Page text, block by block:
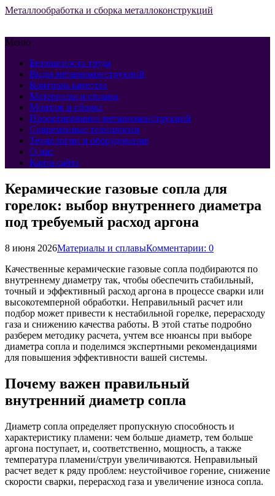
Металлообработка и сборка металлоконструкций
Меню
Безопасность труда
Виды металлоконструкций
Контроль качества
Материалы и сплавы
Монтаж и сборка
Проектирование металлоконструкций
Современные технологии
Технологии и оборудование
О нас
Карта сайта
Керамические газовые сопла для
горелок: выбор внутреннего диаметра
под требуемый расход аргона
8 июня 2026Материалы и сплавыКомментарии: 0
Качественные керамические газовые сопла подбираются по
внутреннему диаметру так, чтобы обеспечить стабильный,
точный и эффективный расход аргона в процессе сварки или
высокотемперной обработки. Неправильный расчет или
подбор может привести к нестабильной горелке, перерасходу
газа и снижению качества работы. В этой статье подробно
разберем методику расчета, учтем все нюансы при выборе
диаметра сопла и поделимся экспертными рекомендациями
для повышения эффективности вашей системы.
Почему важен правильный
внутренний диаметр сопла
Диаметр сопла определяет пропускную способность и
характеристику пламени: чем больше диаметр, тем больше
аргона поступает, и, соответственно, мощность, а также
температура пламени/струи увеличиваются. Неправильный
расчет ведет к ряду проблем: неустойчивое горение, снижение
скорости сварки, перерасход газа и увеличение износа сопла.